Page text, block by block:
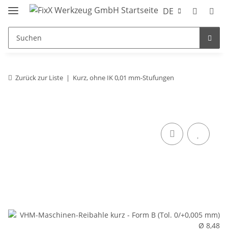
DE
Zurück zur Liste Kurz, ohne IK 0,01 mm-Stufungen